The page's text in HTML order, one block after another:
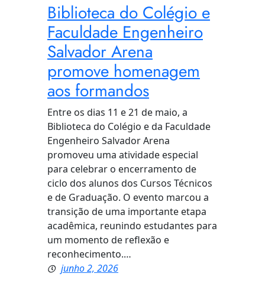
Biblioteca do Colégio e
Faculdade Engenheiro
Salvador Arena
promove homenagem
aos formandos
Entre os dias 11 e 21 de maio, a
Biblioteca do Colégio e da Faculdade
Engenheiro Salvador Arena
promoveu uma atividade especial
para celebrar o encerramento de
ciclo dos alunos dos Cursos Técnicos
e de Graduação. O evento marcou a
transição de uma importante etapa
acadêmica, reunindo estudantes para
um momento de reflexão e
reconhecimento.…
junho 2, 2026